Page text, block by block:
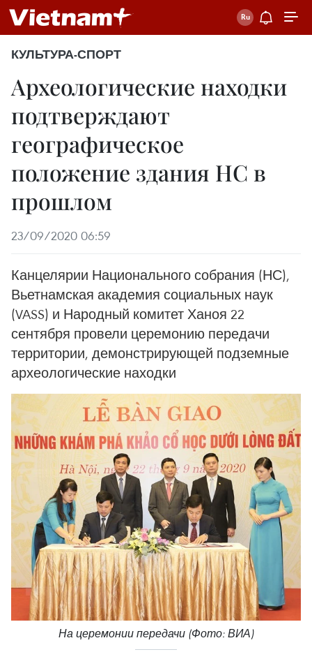
КУЛЬТУРА-СПОРТ
Археологические находки
подтверждают
географическое
положение здания НС в
прошлом
23/09/2020 06:59
Канцелярии Национального собрания (НС),
Вьетнамская академия социальных наук
(VASS) и Народный комитет Ханоя 22
сентября провели церемонию передачи
территории, демонстрирующей подземные
археологические находки
На церемонии передачи (Фото: ВИА)